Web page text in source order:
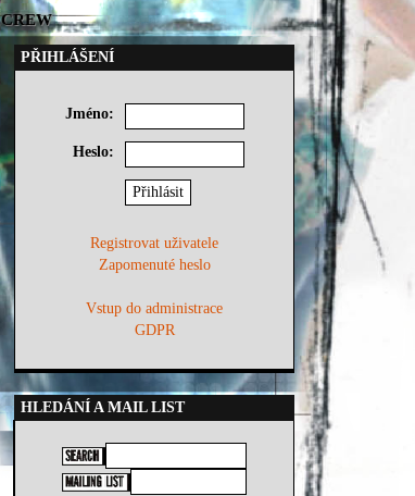
CREW
PŘIHLÁŠENÍ
Jméno:
Heslo:
Registrovat uživatele
Zapomenuté heslo
Vstup do administrace
GDPR
HLEDÁNÍ A MAIL LIST